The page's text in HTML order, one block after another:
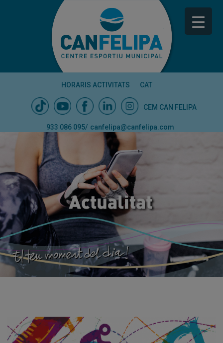
HORARIS ACTIVITATS CAT
CEM CAN FELIPA
933 086 095/ canfelipa@canfelipa.com